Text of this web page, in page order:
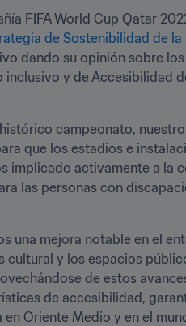
FIFA World Cup Qatar
de Sostenibilidad de la
dando su opinión sobre
y de Accesibilidad
campeonato,
que los estadios e
implicado activamente a la
las personas con
una mejora notable en el
y los espacios
de estos
de accesibilidad,
Oriente Medio y en el